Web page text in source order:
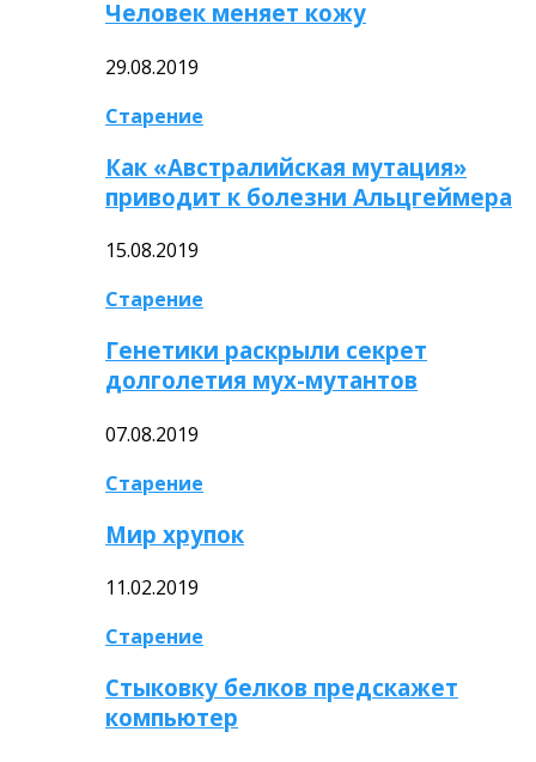
Человек меняет кожу
29.08.2019
Старение
Как «Австралийская мутация»
приводит к болезни Альцгеймера
15.08.2019
Старение
Генетики раскрыли секрет
долголетия мух-мутантов
07.08.2019
Старение
Мир хрупок
11.02.2019
Старение
Стыковку белков предскажет
компьютер